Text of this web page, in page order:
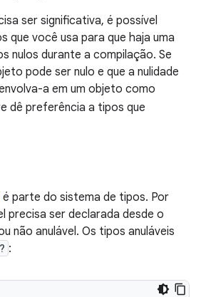
ser significativa, é possível
que você usa para que haja uma
nulos durante a compilação. Se
pode ser nulo e que a nulidade
a em um objeto como
dê preferência a tipos que
é parte do sistema de tipos. Por
precisa ser declarada desde o
não anulável. Os tipos anuláveis
? :